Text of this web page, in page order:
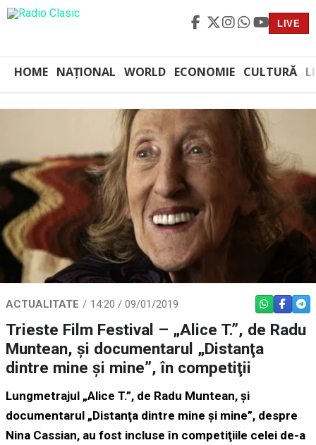
LIVE
HOME NAȚIONAL WORLD ECONOMIE CULTURĂ
ACTUALITATE 14:20 / 09/01/2019 WHATSAPP
Trieste Film Festival – „Alice T.”, de Radu
Muntean, şi documentarul „Distanţa
dintre mine şi mine”, în competiţii
Lungmetrajul „Alice T.”, de Radu Muntean, şi
documentarul „Distanţa dintre mine şi mine”, despre
Nina Cassian, au fost incluse în competiţiile celei de-a